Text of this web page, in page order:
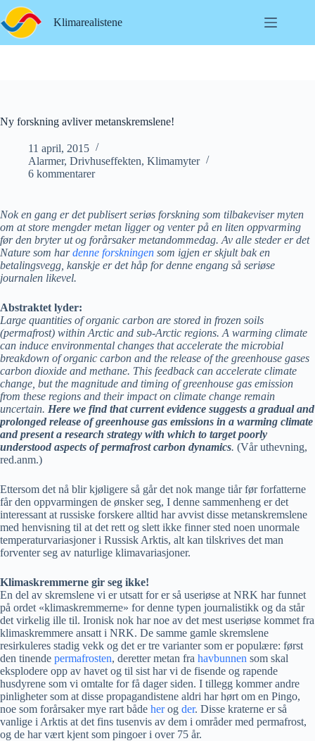
Hopp
til
innholdet
Klimarealistene
Ny forskning avliver metanskremslene!
11 april, 2015
Alarmer, Drivhuseffekten, Klimamyter
6 kommentarer
Nok en gang er det publisert seriøs forskning som tilbakeviser myten
om at store mengder metan ligger og venter på en liten oppvarming
før den bryter ut og forårsaker metandommedag. Av alle steder er det
Nature som hardenne forskningen som igjen er skjult bak en
betalingsvegg, kanskje er det håp for denne engang så seriøse
journalen likevel.
Abstraktet lyder:
Large quantities of organic carbon are stored in frozen soils
(permafrost) within Arctic and sub-Arctic regions. A warming climate
can induce environmental changes that accelerate the microbial
breakdown of organic carbon and the release of the greenhouse gases
carbon dioxide and methane. This feedback can accelerate climate
change, but the magnitude and timing of greenhouse gas emission
from these regions and their impact on climate change remain
uncertain. Here we find that current evidence suggests a gradual and
prolonged release of greenhouse gas emissions in a warming climate
and present a research strategy with which to target poorly
understood aspects of permafrost carbon dynamics. (Vår uthevning,
red.anm.)
Ettersom det nå blir kjøligere så går det nok mange tiår før forfatterne
får den oppvarmingen de ønsker seg, I denne sammenheng er det
interessant at russiske forskere alltid har avvist disse metanskremslene
med henvisning til at det rett og slett ikke finner sted noen unormale
temperaturvariasjoner i Russisk Arktis, alt kan tilskrives det man
forventer seg av naturlige klimavariasjoner.
Klimaskremmerne gir seg ikke!
En del av skremslene vi er utsatt for er så useriøse at NRK har funnet
på ordet «klimaskremmerne» for denne typen journalistikk og da står
det virkelig ille til. Ironisk nok har noe av det mest useriøse kommet fra
klimaskremmere ansatt i NRK. De samme gamle skremslene
resirkuleres stadig vekk og det er tre varianter som er populære: først
den tinende permafrosten, deretter metan fra havbunnen som skal
eksplodere opp av havet og til sist har vi de fisende og rapende
husdyrene som vi omtalte for få dager siden. I tillegg kommer andre
pinligheter som at disse propagandistene aldri har hørt om en Pingo,
noe som forårsaker mye rart både herog der. Disse kraterne er så
vanlige i Arktis at det fins tusenvis av dem i områder med permafrost,
og de har vært kjent som pingoer i over 75 år.